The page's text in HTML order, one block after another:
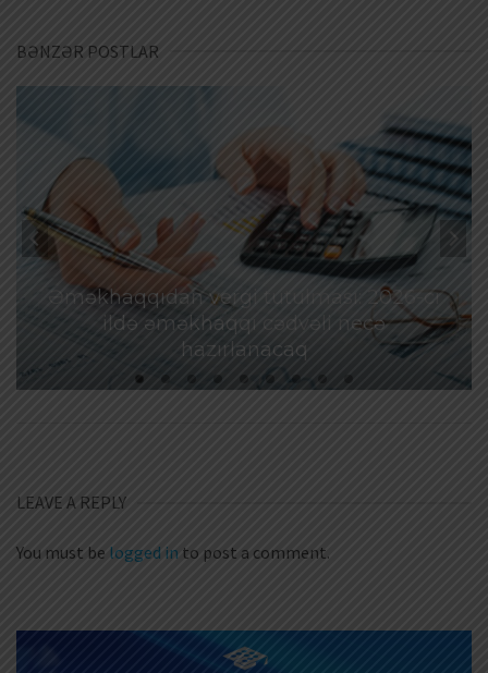
BƏNZƏR POSTLAR
Əməkhaqqıdan vergi tutulması: 2026-cı
ildə əməkhaqqı cədvəli necə
hazırlanacaq
LEAVE A REPLY
You must be logged in to post a comment.